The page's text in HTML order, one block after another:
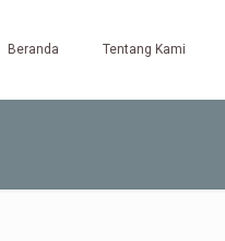
Beranda Tentang Kami